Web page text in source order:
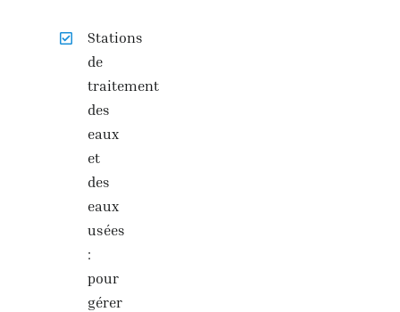
Stations
de
traitement
des
eaux
et
des
eaux
usées
:
pour
gérer